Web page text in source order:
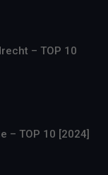
– TOP 10
– TOP 10 [2024]